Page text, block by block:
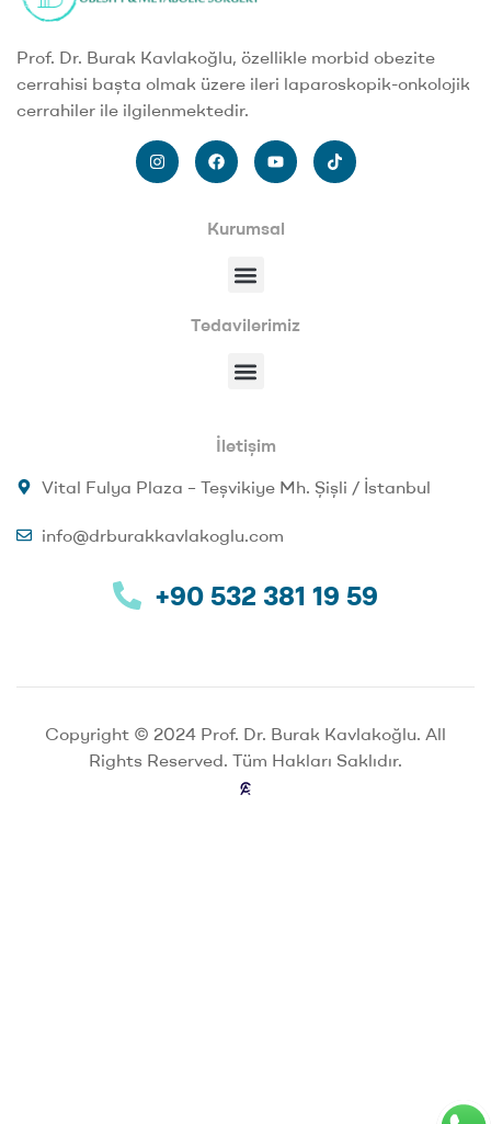
Prof. Dr. Burak Kavlakoğlu, özellikle morbid obezite
cerrahisi başta olmak üzere ileri laparoskopik-onkolojik
cerrahiler ile ilgilenmektedir.
Kurumsal
Tedavilerimiz
İletişim
Vital Fulya Plaza – Teşvikiye Mh. Şişli / İstanbul
info@drburakkavlakoglu.com
+90 532 381 19 59
Copyright © 2024 Prof. Dr. Burak Kavlakoğlu. All
Rights Reserved. Tüm Hakları Saklıdır.